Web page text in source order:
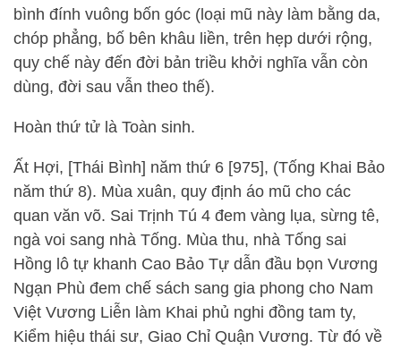
bình đính vuông bốn góc (loại mũ này làm bằng da,
chóp phẳng, bố bên khâu liền, trên hẹp dưới rộng,
quy chế này đến đời bản triều khởi nghĩa vẫn còn
dùng, đời sau vẫn theo thế).
Hoàn thứ tử là Toàn sinh.
Ất Hợi, [Thái Bình] năm thứ 6 [975], (Tống Khai Bảo
năm thứ 8). Mùa xuân, quy định áo mũ cho các
quan văn võ. Sai Trịnh Tú 4 đem vàng lụa, sừng tê,
ngà voi sang nhà Tống. Mùa thu, nhà Tống sai
Hồng lô tự khanh Cao Bảo Tự dẫn đầu bọn Vương
Ngạn Phù đem chế sách sang gia phong cho Nam
Việt Vương Liễn làm Khai phủ nghi đồng tam ty,
Kiểm hiệu thái sư, Giao Chỉ Quận Vương. Từ đó về